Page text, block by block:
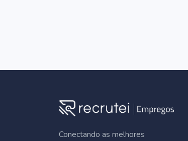
Conectando as melhores